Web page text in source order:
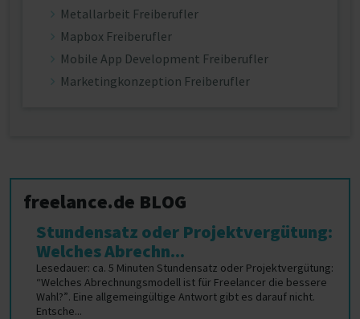
Metallarbeit Freiberufler
Mapbox Freiberufler
Mobile App Development Freiberufler
Marketingkonzeption Freiberufler
freelance.de BLOG
Stundensatz oder Projektvergütung:
Welches Abrechn...
Lesedauer: ca. 5 Minuten Stundensatz oder Projektvergütung:
“Welches Abrechnungsmodell ist für Freelancer die bessere
Wahl?”. Eine allgemeingültige Antwort gibt es darauf nicht.
Entsche...